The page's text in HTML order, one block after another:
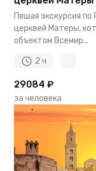
Пешая экскурсия по
церквей Матеры,
объектом Всемир...
2 ч
29084 ₽
за человека